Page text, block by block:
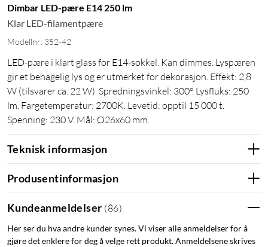
Dimbar LED-pære E14 250 lm
Klar LED-filamentpære
Modellnr: 352-42
LED-pære i klart glass for E14-sokkel. Kan dimmes. Lyspæren
gir et behagelig lys og er utmerket for dekorasjon. Effekt: 2,8
W (tilsvarer ca. 22 W). Spredningsvinkel: 300°. Lysfluks: 250
lm. Fargetemperatur: 2700K. Levetid: opptil 15 000 t.
Spenning: 230 V. Mål: Ø26x60 mm.
Teknisk informasjon
Produsentinformasjon
Kundeanmeldelser (86)
Her ser du hva andre kunder synes. Vi viser alle anmeldelser for å
gjøre det enklere for deg å velge rett produkt. Anmeldelsene skrives